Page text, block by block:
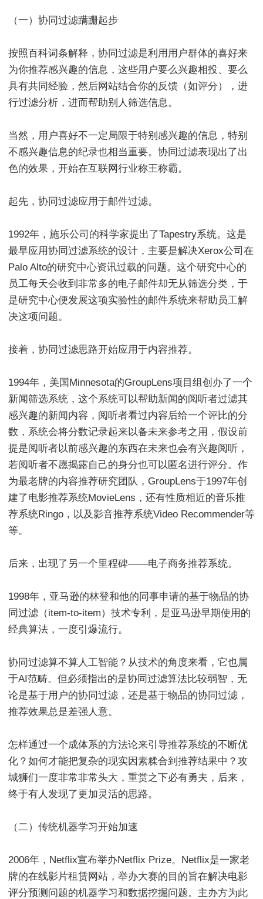
（一）协同过滤蹒跚起步
按照百科词条解释，协同过滤是利用用户群体的喜好来
为你推荐感兴趣的信息，这些用户要么兴趣相投、要么
具有共同经验，然后网站结合你的反馈（如评分），进
行过滤分析，进而帮助别人筛选信息。
当然，用户喜好不一定局限于特别感兴趣的信息，特别
不感兴趣信息的纪录也相当重要。协同过滤表现出了出
色的效果，开始在互联网行业称王称霸。
起先，协同过滤应用于邮件过滤。
1992年，施乐公司的科学家提出了Tapestry系统。这是
最早应用协同过滤系统的设计，主要是解决Xerox公司在
Palo Alto的研究中心资讯过载的问题。这个研究中心的
员工每天会收到非常多的电子邮件却无从筛选分类，于
是研究中心便发展这项实验性的邮件系统来帮助员工解
决这项问题。
接着，协同过滤思路开始应用于内容推荐。
1994年，美国Minnesota的GroupLens项目组创办了一个
新闻筛选系统，这个系统可以帮助新闻的阅听者过滤其
感兴趣的新闻内容，阅听者看过内容后给一个评比的分
数，系统会将分数记录起来以备未来参考之用，假设前
提是阅听者以前感兴趣的东西在未来也会有兴趣阅听，
若阅听者不愿揭露自己的身分也可以匿名进行评分。作
为最老牌的内容推荐研究团队，GroupLens于1997年创
建了电影推荐系统MovieLens，还有性质相近的音乐推
荐系统Ringo，以及影音推荐系统Video Recommender等
等。
后来，出现了另一个里程碑——电子商务推荐系统。
1998年，亚马逊的林登和他的同事申请的基于物品的协
同过滤（item-to-item）技术专利，是亚马逊早期使用的
经典算法，一度引爆流行。
协同过滤算不算人工智能？从技术的角度来看，它也属
于AI范畴。但必须指出的是协同过滤算法比较弱智，无
论是基于用户的协同过滤，还是基于物品的协同过滤，
推荐效果总是差强人意。
怎样通过一个成体系的方法论来引导推荐系统的不断优
化？如何才能把复杂的现实因素糅合到推荐结果中？攻
城狮们一度非常非常头大，重赏之下必有勇夫，后来，
终于有人发现了更加灵活的思路。
（二）传统机器学习开始加速
2006年，Netflix宣布举办Netflix Prize。Netflix是一家老
牌的在线影片租赁网站，举办大赛的目的旨在解决电影
评分预测问题的机器学习和数据挖掘问题。主办方为此